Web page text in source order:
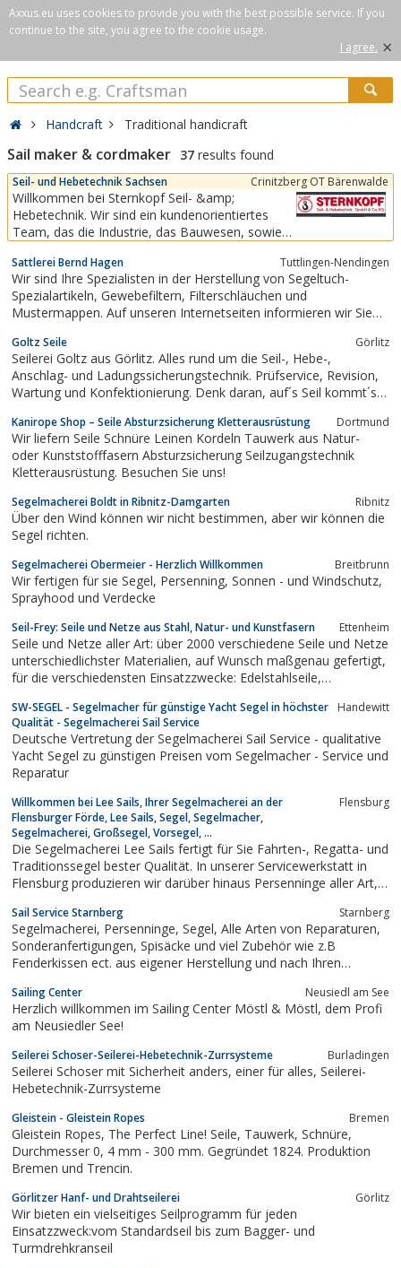
Axxus.eu uses cookies to provide you with the best possible service. If you
continue to the site, you agree to the cookie usage.
I agree. ×
Handcraft Traditional handicraft
Sail maker & cordmaker 37 results found
Seil- und Hebetechnik Sachsen Crinitzberg OT Bärenwalde
Willkommen bei Sternkopf Seil- &amp;
Hebetechnik. Wir sind ein kundenorientiertes
Team, das die Industrie, das Bauwesen, sowie
Anschlagmitteln, Hebezeugen, Zubehör,
Ladungssicherungen und Sonderanfertigungen
bedient. Unsere Stärken sehen wir im Verbund
von Herstellung, Vertrieb und...
Sattlerei Bernd Hagen Tuttlingen-Nendingen
Wir sind Ihre Spezialisten in der Herstellung von Segeltuch-
Spezialartikeln, Gewebefiltern, Filterschläuchen und
Mustermappen. Auf unseren Internetseiten informieren wir Sie
Goltz Seile Görlitz
Seilerei Goltz aus Görlitz. Alles rund um die Seil-, Hebe-,
Anschlag- und Ladungssicherungstechnik. Prüfservice, Revision,
Wartung und Konfektionierung. Denk daran, auf´s Seil kommt´s
Kanirope Shop – Seile Absturzsicherung Kletterausrüstung Dortmund
Wir liefern Seile Schnüre Leinen Kordeln Tauwerk aus Natur-
oder Kunststofffasern Absturzsicherung Seilzugangstechnik
Kletterausrüstung. Besuchen Sie uns!
Segelmacherei Boldt in Ribnitz-Damgarten Ribnitz
Über den Wind können wir nicht bestimmen, aber wir können die
Segel richten.
Segelmacherei Obermeier - Herzlich Willkommen Breitbrunn
Wir fertigen für sie Segel, Persenning, Sonnen - und Windschutz,
Sprayhood und Verdecke
Seil-Frey: Seile und Netze aus Stahl, Natur- und Kunstfasern Ettenheim
Seile und Netze aller Art: über 2000 verschiedene Seile und Netze
unterschiedlichster Materialien, auf Wunsch maßgenau gefertigt,
für die verschiedensten Einsatzzwecke: Edelstahlseile,
Kletternetze ...
SW-SEGEL - Segelmacher für günstige Yacht Segel in höchster
Qualität - Segelmacherei Sail Service
Handewitt
Deutsche Vertretung der Segelmacherei Sail Service - qualitative
Yacht Segel zu günstigen Preisen vom Segelmacher - Service und
Reparatur
Willkommen bei Lee Sails, Ihrer Segelmacherei an der
Flensburger Förde, Lee Sails, Segel, Segelmacher,
Segelmacherei, Großsegel, Vorsegel, ...
Flensburg
Die Segelmacherei Lee Sails fertigt für Sie Fahrten-, Regatta- und
Traditionssegel bester Qualität. In unserer Servicewerkstatt in
Flensburg produzieren wir darüber hinaus Persenninge aller Art,
für den Außenbereich. Wir beschäftigen 3 Segelmacher und
haben einen...
Sail Service Starnberg Starnberg
Segelmacherei, Persenninge, Segel, Alle Arten von Reparaturen,
Sonderanfertigungen, Spisäcke und viel Zubehör wie z.B
Fenderkissen ect. aus eigener Herstellung und nach Ihren
Sailing Center Neusiedl am See
Herzlich willkommen im Sailing Center Möstl & Möstl, dem Profi
am Neusiedler See!
Seilerei Schoser-Seilerei-Hebetechnik-Zurrsysteme Burladingen
Seilerei Schoser mit Sicherheit anders, einer für alles, Seilerei-
Hebetechnik-Zurrsysteme
Gleistein - Gleistein Ropes Bremen
Gleistein Ropes, The Perfect Line! Seile, Tauwerk, Schnüre,
Durchmesser 0, 4 mm - 300 mm. Gegründet 1824. Produktion
Bremen und Trencin.
Görlitzer Hanf- und Drahtseilerei Görlitz
Wir bieten ein vielseitiges Seilprogramm für jeden
Einsatzzweck:vom Standardseil bis zum Bagger- und
Turmdrehkranseil